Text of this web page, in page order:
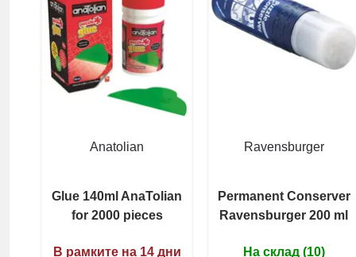
Anatolian
Glue 140ml AnaTolian
for 2000 pieces
В рамките на 14 дни
Ravensburger
Permanent Conserver
Ravensburger 200 ml
На склад (10)